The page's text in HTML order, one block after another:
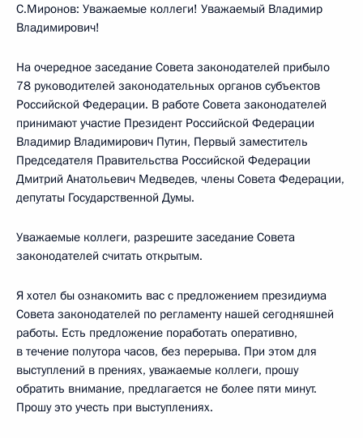
С.Миронов: Уважаемые коллеги! Уважаемый Владимир
Владимирович!
На очередное заседание Совета законодателей прибыло
78 руководителей законодательных органов субъектов
Российской Федерации. В работе Совета законодателей
принимают участие Президент Российской Федерации
Владимир Владимирович Путин, Первый заместитель
Председателя Правительства Российской Федерации
Дмитрий Анатольевич Медведев, члены Совета Федерации,
депутаты Государственной Думы.
Уважаемые коллеги, разрешите заседание Совета
законодателей считать открытым.
Я хотел бы ознакомить вас с предложением президиума
Совета законодателей по регламенту нашей сегодняшней
работы. Есть предложение поработать оперативно,
в течение полутора часов, без перерыва. При этом для
выступлений в прениях, уважаемые коллеги, прошу
обратить внимание, предлагается не более пяти минут.
Прошу это учесть при выступлениях.